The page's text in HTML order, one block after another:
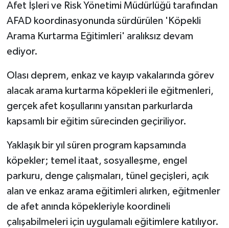
Afet İşleri ve Risk Yönetimi Müdürlüğü tarafından
AFAD koordinasyonunda sürdürülen 'Köpekli
Arama Kurtarma Eğitimleri' aralıksız devam
ediyor.
Olası deprem, enkaz ve kayıp vakalarında görev
alacak arama kurtarma köpekleri ile eğitmenleri,
gerçek afet koşullarını yansıtan parkurlarda
kapsamlı bir eğitim sürecinden geçiriliyor.
Yaklaşık bir yıl süren program kapsamında
köpekler; temel itaat, sosyalleşme, engel
parkuru, denge çalışmaları, tünel geçişleri, açık
alan ve enkaz arama eğitimleri alırken, eğitmenler
de afet anında köpekleriyle koordineli
çalışabilmeleri için uygulamalı eğitimlere katılıyor.